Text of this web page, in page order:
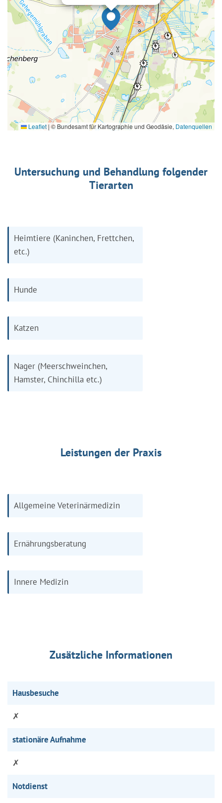
Leaflet | © Bundesamt für Kartographie und Geodäsie, Datenquellen
Untersuchung und Behandlung folgender
Tierarten
Heimtiere (Kaninchen, Frettchen,
etc.)
Hunde
Katzen
Nager (Meerschweinchen,
Hamster, Chinchilla etc.)
Leistungen der Praxis
Allgemeine Veterinärmedizin
Ernährungsberatung
Innere Medizin
Zusätzliche Informationen
Hausbesuche
✗
stationäre Aufnahme
✗
Notdienst